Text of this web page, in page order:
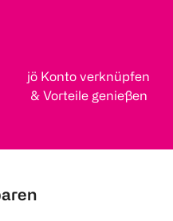
jö Konto verknüpfen
& Vorteile genießen